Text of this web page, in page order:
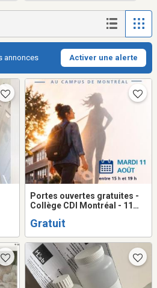
annonces Activer une alerte
Portes ouvertes gratuites -
Collège CDI Montréal - 11
Gratuit